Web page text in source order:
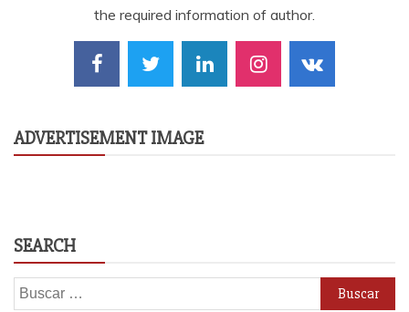
the required information of author.
ADVERTISEMENT IMAGE
SEARCH
Buscar: